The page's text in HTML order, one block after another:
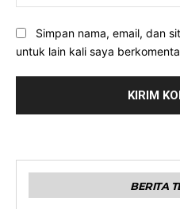
Simpan nama, email, dan
untuk lain kali saya
BERITA